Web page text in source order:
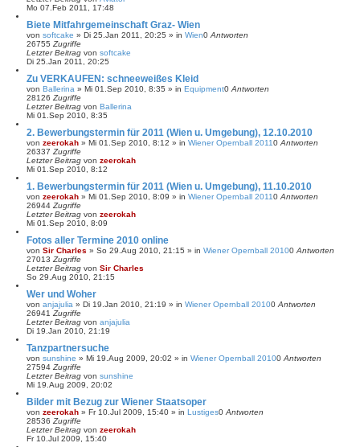
Mo 07.Feb 2011, 17:48
Biete Mitfahrgemeinschaft Graz- Wien
von softcake » Di 25.Jan 2011, 20:25 » in Wien0 Antworten
26755 Zugriffe
Letzter Beitrag von softcake
Di 25.Jan 2011, 20:25
Zu VERKAUFEN: schneeweißes Kleid
von Ballerina » Mi 01.Sep 2010, 8:35 » in Equipment0 Antworten
28126 Zugriffe
Letzter Beitrag von Ballerina
Mi 01.Sep 2010, 8:35
2. Bewerbungstermin für 2011 (Wien u. Umgebung), 12.10.2010
von zeerokah » Mi 01.Sep 2010, 8:12 » in Wiener Opernball 20110 Antworten
26337 Zugriffe
Letzter Beitrag von zeerokah
Mi 01.Sep 2010, 8:12
1. Bewerbungstermin für 2011 (Wien u. Umgebung), 11.10.2010
von zeerokah » Mi 01.Sep 2010, 8:09 » in Wiener Opernball 20110 Antworten
26944 Zugriffe
Letzter Beitrag von zeerokah
Mi 01.Sep 2010, 8:09
Fotos aller Termine 2010 online
von Sir Charles » So 29.Aug 2010, 21:15 » in Wiener Opernball 20100 Antworten
27013 Zugriffe
Letzter Beitrag von Sir Charles
So 29.Aug 2010, 21:15
Wer und Woher
von anjajulia » Di 19.Jan 2010, 21:19 » in Wiener Opernball 20100 Antworten
26941 Zugriffe
Letzter Beitrag von anjajulia
Di 19.Jan 2010, 21:19
Tanzpartnersuche
von sunshine » Mi 19.Aug 2009, 20:02 » in Wiener Opernball 20100 Antworten
27594 Zugriffe
Letzter Beitrag von sunshine
Mi 19.Aug 2009, 20:02
Bilder mit Bezug zur Wiener Staatsoper
von zeerokah » Fr 10.Jul 2009, 15:40 » in Lustiges0 Antworten
28536 Zugriffe
Letzter Beitrag von zeerokah
Fr 10.Jul 2009, 15:40